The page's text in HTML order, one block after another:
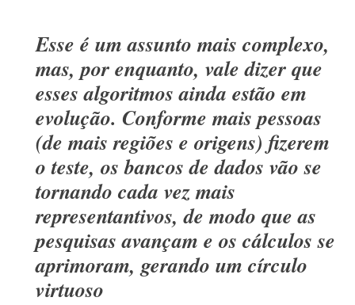
Esse é um assunto mais complexo,
mas, por enquanto, vale dizer que
esses algoritmos ainda estão em
evolução. Conforme mais pessoas
(de mais regiões e origens) fizerem
o teste, os bancos de dados vão se
tornando cada vez mais
representantivos, de modo que as
pesquisas avançam e os cálculos se
aprimoram, gerando um círculo
virtuoso